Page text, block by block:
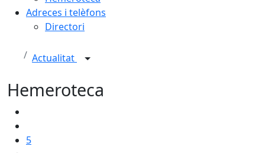
Adreces i telèfons
Directori
Actualitat
Hemeroteca
5